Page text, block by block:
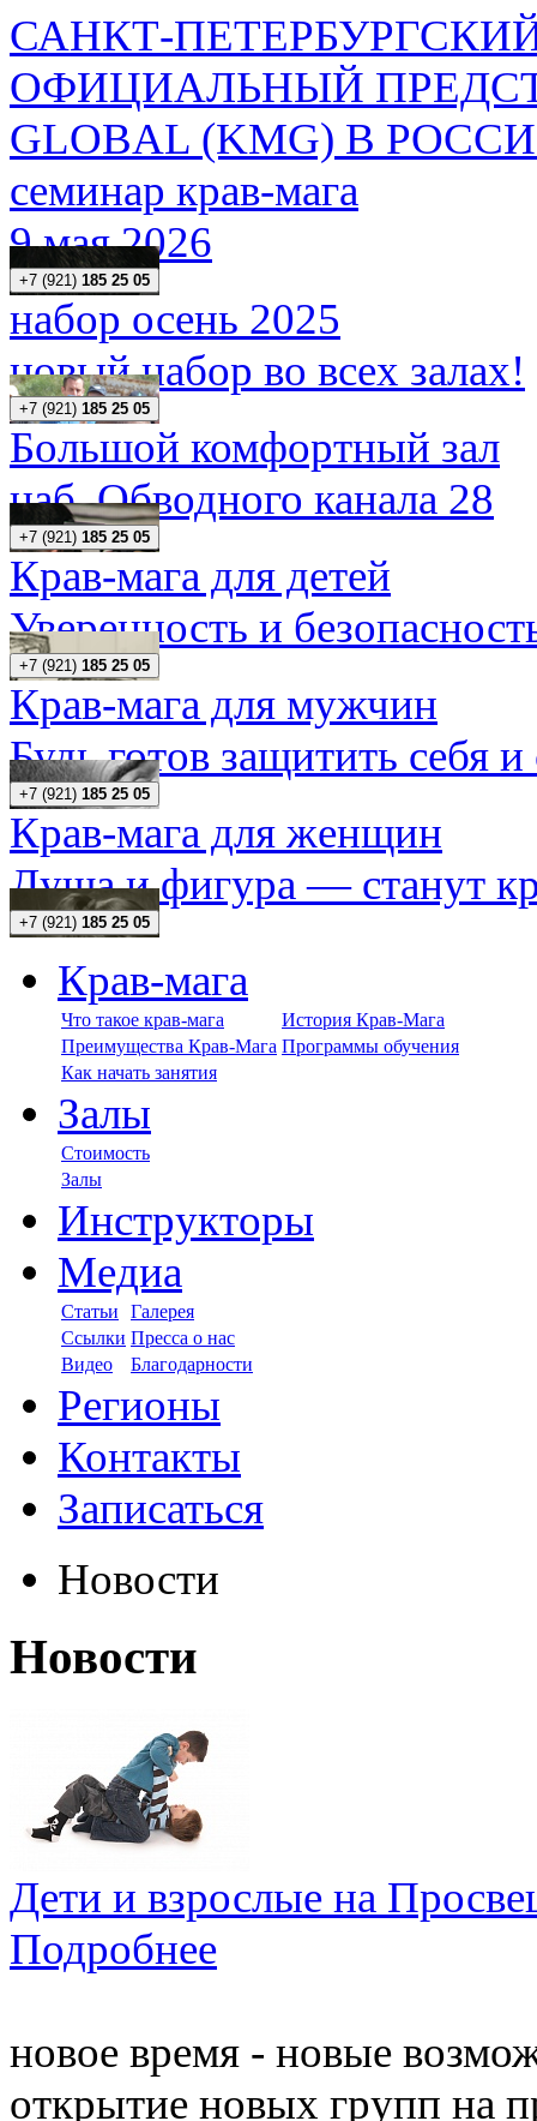
САНКТ-
ОФИЦИАЛЬНЫЙ
GLOBAL (KMG) В
семинар крав-мага
9 мая 2026
+7 (921) 185 25 05
набор осень 2025
новый набор во всех залах!
+7 (921) 185 25 05
Большой комфортный зал
наб. Обводного канала 28
+7 (921) 185 25 05
Крав-мага для детей
Уверенность и
+7 (921) 185 25 05
Крав-мага для мужчин
Будь готов защитить себя
+7 (921) 185 25 05
Крав-мага для женщин
Душа и фигура — станут
+7 (921) 185 25 05
Крав-мага
Что такое крав-мага
История Крав-Мага
Преимущества Крав-Мага Программы обучения
Как начать занятия
Залы
Стоимость
Залы
Инструкторы
Медиа
Статьи
Галерея
Ссылки Пресса о нас
Видео
Благодарности
Регионы
Контакты
Записаться
Новости
Новости
Дети и взрослые на
Подробнее
новое время - новые
открытие новых групп на